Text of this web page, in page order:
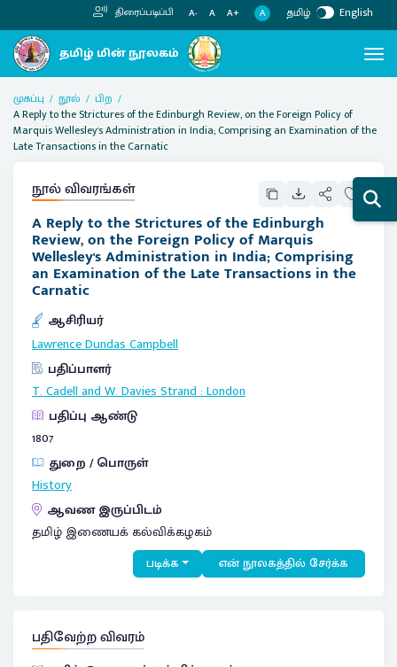
திரைப்படிப்பி A- A A+ A தமிழ் English
முகப்பு நூல்
பிற
A Reply to the Strictures of the Edinburgh Review, on the Foreign Policy of
Marquis Wellesley's Administration in India; Comprising an Examination of the
Late Transactions in the Carnatic
நூல் விவரங்கள்
A Reply to the Strictures of the Edinburgh
Review, on the Foreign Policy of Marquis
Wellesley's Administration in India; Comprising
an Examination of the Late Transactions in the
Carnatic
ஆசிரியர்
Lawrence Dundas Campbell
பதிப்பாளர்
T. Cadell and W. Davies Strand:London
பதிப்பு ஆண்டு
1807
துறை / பொருள்
History
ஆவண இருப்பிடம்
தமிழ் இணையக் கல்விக்கழகம்
படிக்க என் நூலகத்தில் சேர்க்க
பதிவேற்ற விவரம்